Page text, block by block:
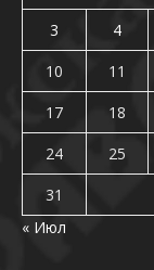
3
4
10
11
17
18
24
25
31
« Июл